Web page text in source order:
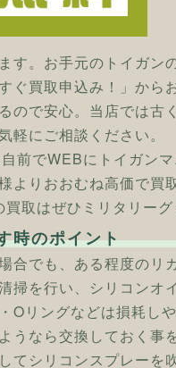
す。お手元のトイガ
ぐ買取申込み！」から
ので安心。当店では
軽にご相談ください。
前でWEBにトイガン
よりおおむね高価で買
取はぜひミリタリーグ
時のポイント
合でも、ある程度のリ
掃を行い、シリコン
Oリングなどは損耗し
うなら交換しておく事
てシリコンスプレー